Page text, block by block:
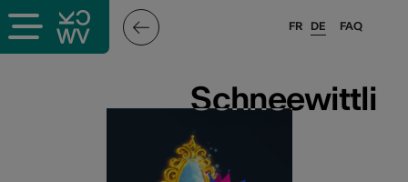
FAQ
FR DE
Schneewittli
Schneewittli